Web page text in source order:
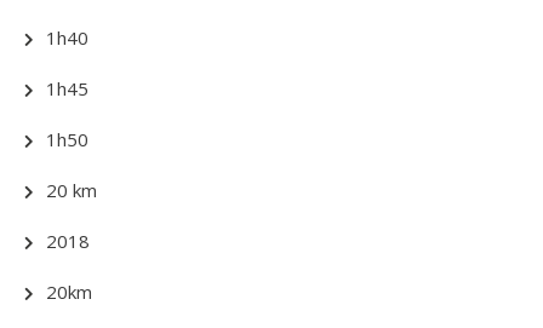
1h40
1h45
1h50
20 km
2018
20km